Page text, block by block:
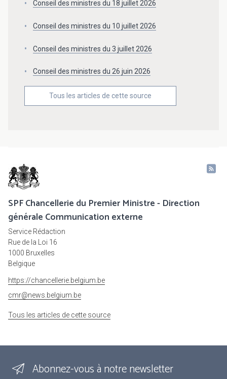
Conseil des ministres du 18 juillet 2026
Conseil des ministres du 10 juillet 2026
Conseil des ministres du 3 juillet 2026
Conseil des ministres du 26 juin 2026
Tous les articles de cette source
SPF Chancellerie du Premier Ministre - Direction
générale Communication externe
Service Rédaction
Rue de la Loi 16
1000 Bruxelles
Belgique
https://chancellerie.belgium.be
cmr@news.belgium.be
Tous les articles de cette source
Abonnez-vous à notre newsletter